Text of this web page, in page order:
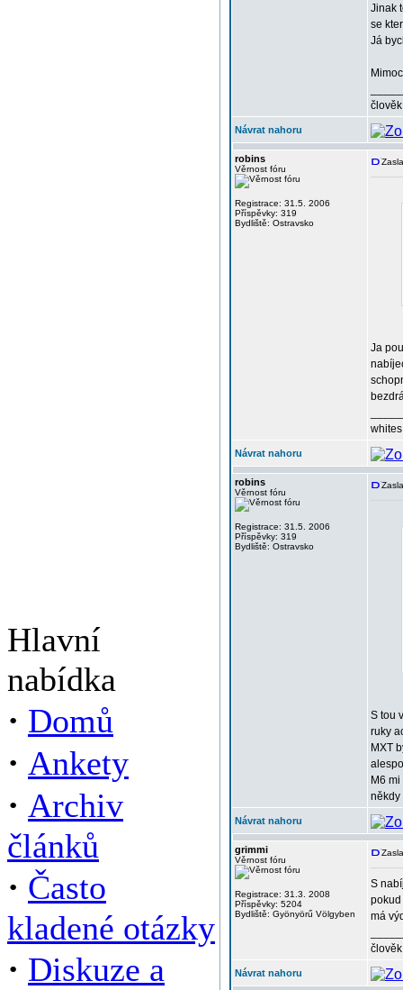
Hlavní
nabídka
· Domů
· Ankety
· Archiv
článků
· Často
kladené otázky
· Diskuze a
Jinak
se
Já
Návrat nahoru
robins
Věrnost fóru
Registrace: 31.5. 2006
Příspěvky: 319
Bydliště: Ostravsko
Ja
Návrat nahoru
robins
Věrnost fóru
Registrace: 31.5. 2006
Příspěvky: 319
Bydliště: Ostravsko
S tou
ruky
MXT
M6
někdy
Návrat nahoru
grimmi
Věrnost fóru
Registrace: 31.3. 2008
Příspěvky: 5204
Bydliště: Gyönyörű Völgyben
S
pokud
má
Návrat nahoru